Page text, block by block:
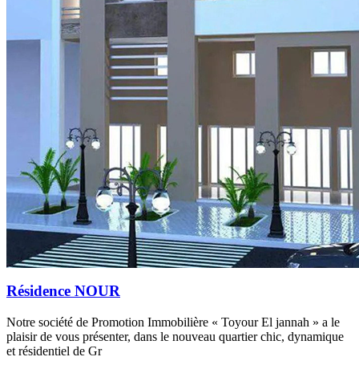
Résidence NOUR
Notre société de Promotion Immobilière « Toyour El jannah » a le
plaisir de vous présenter, dans le nouveau quartier chic, dynamique
et résidentiel de Gr